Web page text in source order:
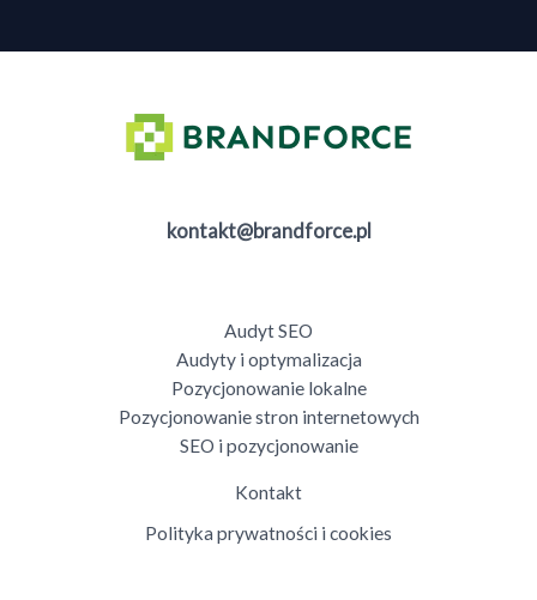
kontakt@brandforce.pl
Audyt SEO
Audyty i optymalizacja
Pozycjonowanie lokalne
Pozycjonowanie stron internetowych
SEO i pozycjonowanie
Kontakt
Polityka prywatności i cookies